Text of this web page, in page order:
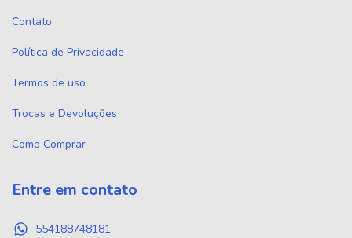
Contato
Política de Privacidade
Termos de uso
Trocas e Devoluções
Como Comprar
Entre em contato
554188748181